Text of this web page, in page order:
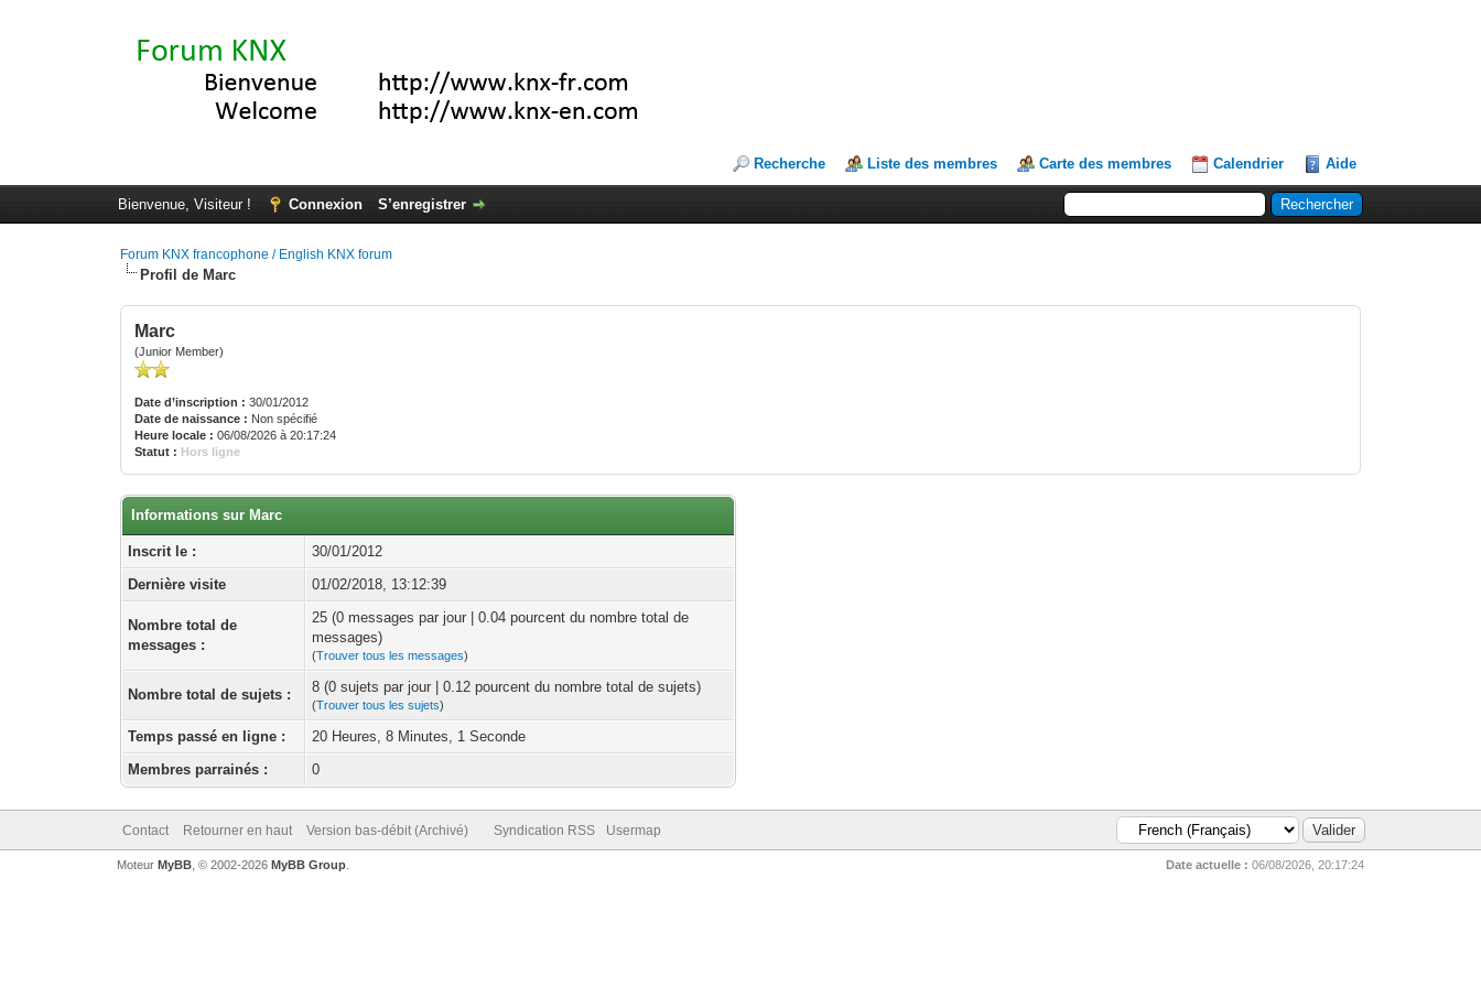
Recherche Liste des membres Carte des membres Calendrier Aide
Bienvenue, Visiteur ! Connexion S’enregistrer
Forum KNX francophone / English KNX forum
Profil de Marc
Marc
(Junior Member)
Date d’inscription : 30/01/2012
Date de naissance : Non spécifié
Heure locale : 06/08/2026 à 20:17:24
Statut : Hors ligne
Informations sur Marc
Inscrit le :
30/01/2012
Dernière visite
01/02/2018, 13:12:39
Nombre total de
messages :
25 (0 messages par jour | 0.04 pourcent du nombre total de
messages)
(Trouver tous les messages)
Nombre total de sujets : 8 (0 sujets par jour | 0.12 pourcent du nombre total de sujets)
(Trouver tous les sujets)
Temps passé en ligne :
20 Heures, 8 Minutes, 1 Seconde
Membres parrainés :
0
Contact Retourner en haut Version bas-débit (Archivé) Syndication RSS Usermap
Date actuelle : 06/08/2026, 20:17:24
Moteur MyBB, © 2002-2026 MyBB Group.